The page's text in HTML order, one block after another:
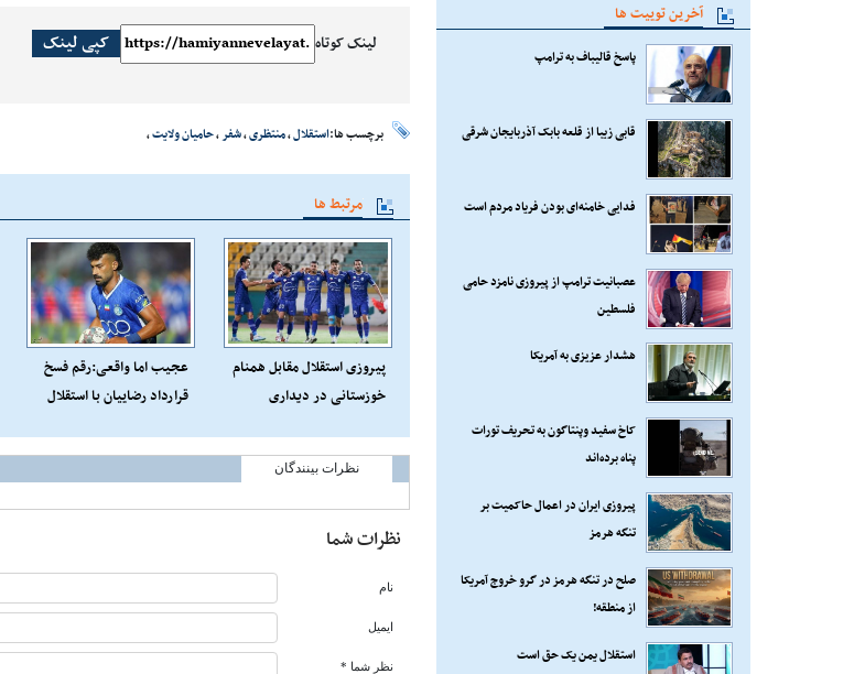
آخرین توییت ها
پاسخ قالیباف به ترامپ
قابی زیبا از قلعه بابک آذربایجان شرقی
فدایی خامنه‌ای بودن فریاد مردم است
عصبانیت ترامپ از پیروزی نامزد حامی
فلسطین
هشدار عزیزی به آمریکا
کاخ سفید وپنتاگون به تحریف تورات
پناه برده‌اند
پیروزی ایران در اعمال حاکمیت بر
تنگه هرمز
صلح در تنگه هرمز در گرو خروج آمریکا
از منطقه!
استقلال یمن یک حق است
لینک کوتاه کپی لینک
برچسب ها:استقلال،منتظری،شفر،حامیان ولایت،
مرتبط ها
پیروزی استقلال مقابل همنام
خوزستانی در دیداری
عجیب اما واقعی:رقم فسخ
قرارداد رضاییان با استقلال
نظرات بینندگان
نظرات شما
نام
ایمیل
نظر شما *